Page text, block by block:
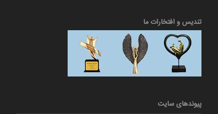
تندیس و افتخارات ما
پیوندهای سایت